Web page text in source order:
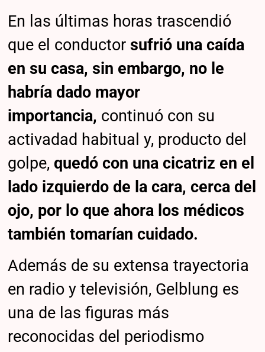
En las últimas horas trascendió
que el conductorsufrió una caída
en su casa, sin embargo, no le
habría dado mayor
importancia, continuó con su
activadad habitual y, producto del
golpe,quedó con una cicatriz en el
lado izquierdo de la cara, cerca del
ojo, por lo que ahora los médicos
también tomarían cuidado.
Además de su extensa trayectoria
en radio y televisión, Gelblung es
una de las figuras más
reconocidas del periodismo